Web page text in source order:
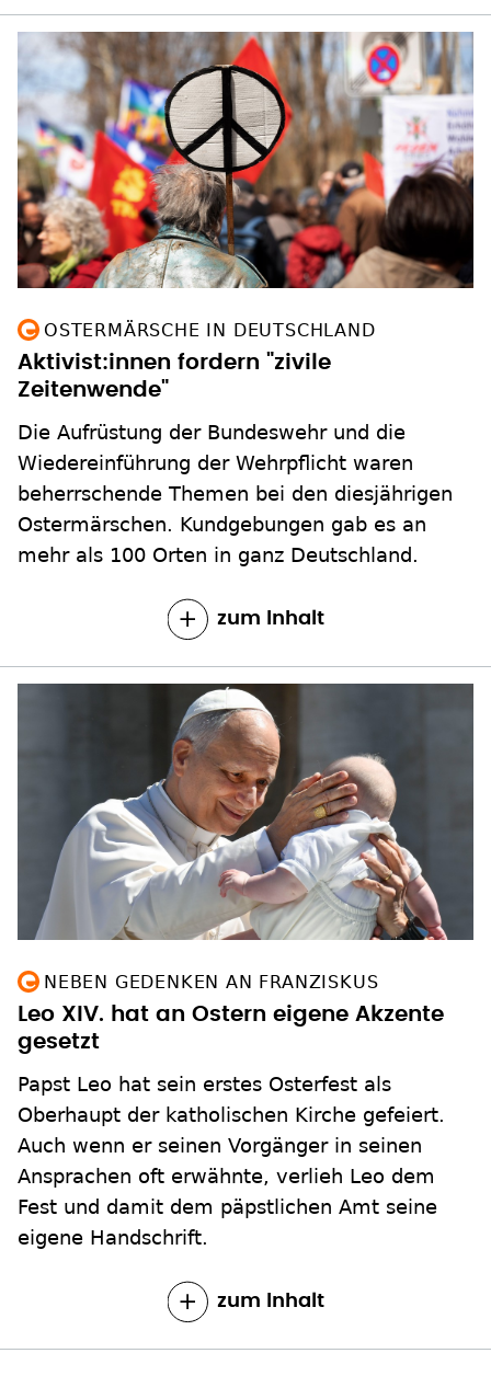
OSTERMÄRSCHE IN DEUTSCHLAND
Aktivist:innen fordern "zivile
Zeitenwende"
Die Aufrüstung der Bundeswehr und die
Wiedereinführung der Wehrpflicht waren
beherrschende Themen bei den diesjährigen
Ostermärschen. Kundgebungen gab es an
mehr als 100 Orten in ganz Deutschland.
zum Inhalt
NEBEN GEDENKEN AN FRANZISKUS
Leo XIV. hat an Ostern eigene Akzente
gesetzt
Papst Leo hat sein erstes Osterfest als
Oberhaupt der katholischen Kirche gefeiert.
Auch wenn er seinen Vorgänger in seinen
Ansprachen oft erwähnte, verlieh Leo dem
Fest und damit dem päpstlichen Amt seine
eigene Handschrift.
zum Inhalt